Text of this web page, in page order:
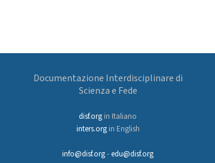
Documentazione Interdisciplinare di
Scienza e Fede
disf.org in Italiano
inters.orgin English
info@disf.org-edu@disf.org